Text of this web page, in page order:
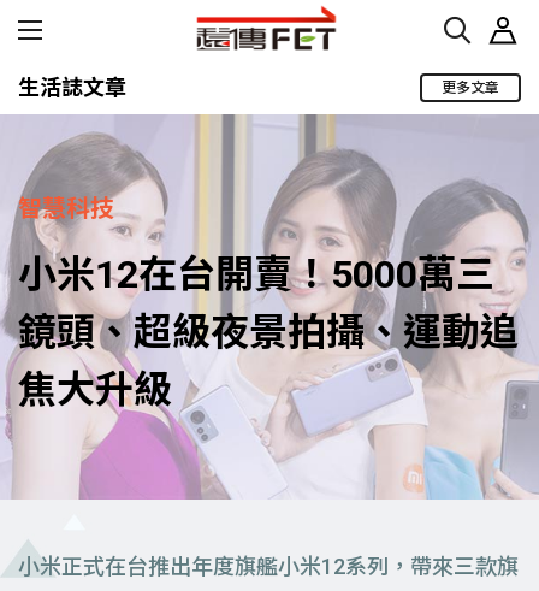
生活誌文章 更多文章
智慧科技
小米12在台開賣！5000萬三
鏡頭、超級夜景拍攝、運動追
焦大升級
小米正式在台推出年度旗艦小米12系列，帶來三款旗